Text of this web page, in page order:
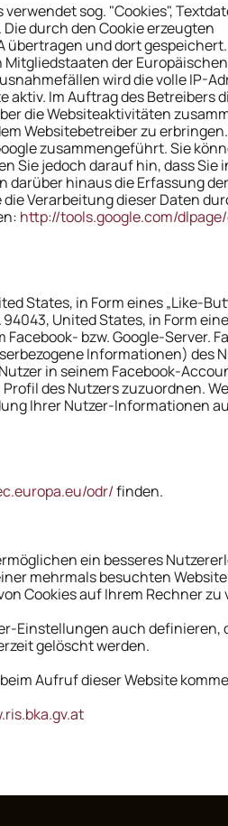
sog. "Cookies",
durch den Cookie erzeugten
übertragen und dort gespeichert.
der
wird die volle IP-
aktiv. Im Auftrag des Betreibers
die Websiteaktivitäten
Websitebetreiber zu
zusammengeführt. Sie
jedoch darauf hin, dass Sie
hinaus die Erfassung
Verarbeitung dieser Daten
http://tools.google.com/
States, in Form eines „Like-
United States, in Form
bzw. Google-Server.
Informationen) des
in seinem Facebook-
des Nutzers zuzuordnen.
Ihrer Nutzer-Informationen
odr/finden.
ein besseres
mehrmals besuchten
Cookies auf Ihrem Rechner zu
Einstellungen auch definieren,
gelöscht werden.
Aufruf dieser Website